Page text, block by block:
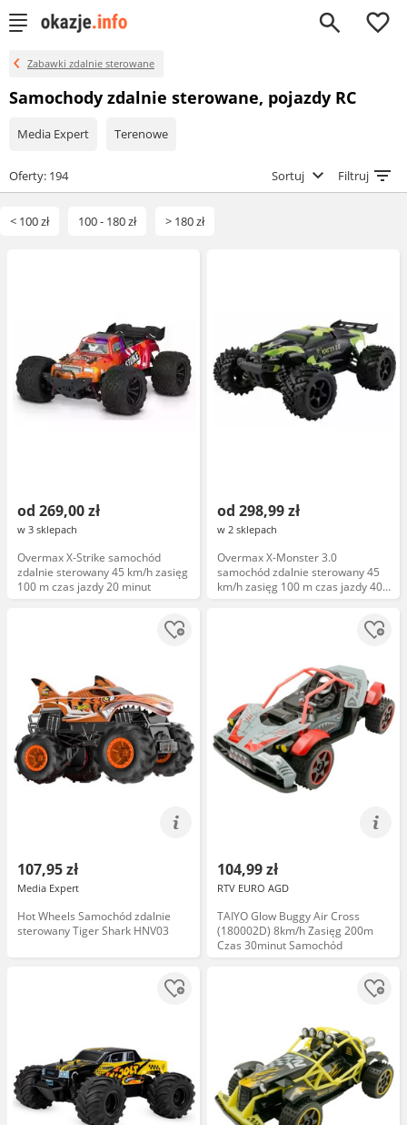
0
Zabawki zdalnie sterowane
Samochody zdalnie sterowane, pojazdy RC
Media Expert Terenowe
Oferty: 194 Sortuj Filtruj
< 100 zł 100 - 180 zł > 180 zł
od 269,00 zł
w 3 sklepach
Overmax X-Strike samochód
zdalnie sterowany 45 km/h zasięg
100 m czas jazdy 20 minut
od 298,99 zł
w 2 sklepach
Overmax X-Monster 3.0
samochód zdalnie sterowany 45
km/h zasięg 100 m czas jazdy 40
min
107,95 zł
Media Expert
Hot Wheels Samochód zdalnie
sterowany Tiger Shark HNV03
104,99 zł
RTV EURO AGD
TAIYO Glow Buggy Air Cross
(180002D) 8km/h Zasięg 200m
Czas 30minut Samochód